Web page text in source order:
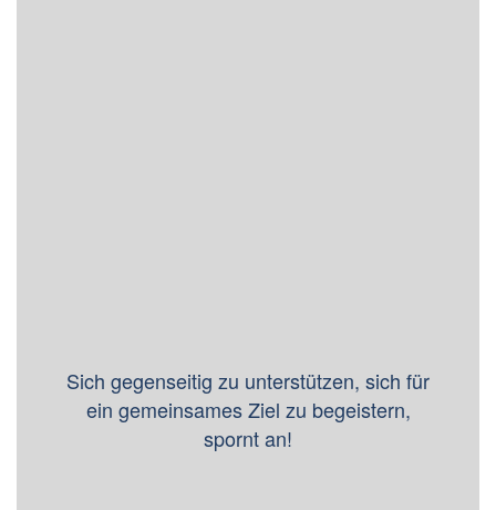
Sich gegenseitig zu unterstützen, sich für
ein gemeinsames Ziel zu begeistern,
spornt an!